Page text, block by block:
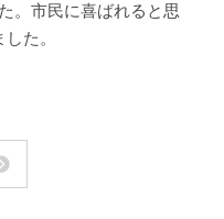
。市民に喜ばれると思
た。